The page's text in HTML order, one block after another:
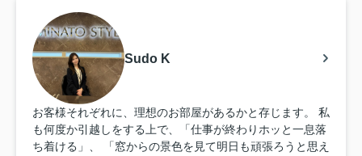
Sudo K
お客様それぞれに、理想のお部屋があるかと存じます。 私
も何度か引越しをする上で、「仕事が終わりホッと一息落
ち着ける」、 「窓からの景色を見て明日も頑張ろうと思え